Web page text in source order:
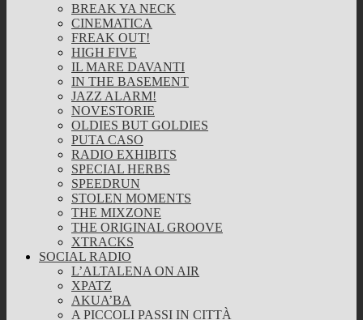
BREAK YA NECK
CINEMATICA
FREAK OUT!
HIGH FIVE
IL MARE DAVANTI
IN THE BASEMENT
JAZZ ALARM!
NOVESTORIE
OLDIES BUT GOLDIES
PUTA CASO
RADIO EXHIBITS
SPECIAL HERBS
SPEEDRUN
STOLEN MOMENTS
THE MIXZONE
THE ORIGINAL GROOVE
XTRACKS
SOCIAL RADIO
L’ALTALENA ON AIR
XPATZ
AKUA’BA
A PICCOLI PASSI IN CITTÀ